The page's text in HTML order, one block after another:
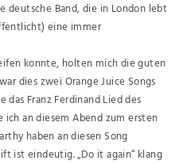
deutsche Band, die in London lebt
eine immer
konnte, holten mich die guten
dies zwei Orange Juice Songs
das Franz Ferdinand Lied des
ich an diesem Abend zum ersten
haben an diesen Song
ist eindeutig. „Do it again“ klang